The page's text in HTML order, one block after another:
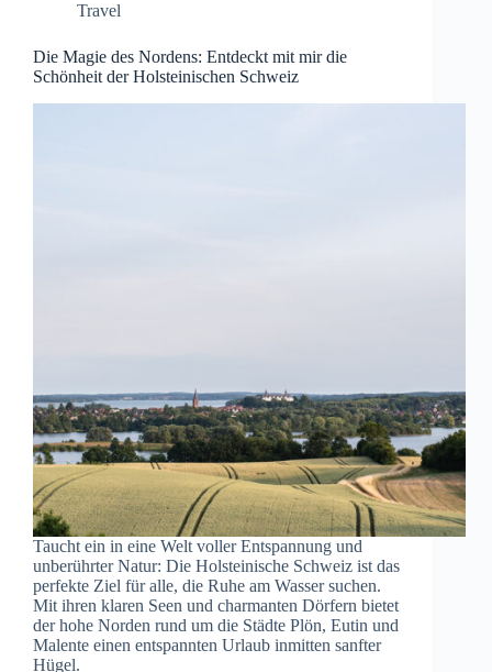
Travel
Die Magie des Nordens: Entdeckt mit mir die
Schönheit der Holsteinischen Schweiz
Taucht ein in eine Welt voller Entspannung und
unberührter Natur: Die Holsteinische Schweiz ist das
perfekte Ziel für alle, die Ruhe am Wasser suchen.
Mit ihren klaren Seen und charmanten Dörfern bietet
der hohe Norden rund um die Städte Plön, Eutin und
Malente einen entspannten Urlaub inmitten sanfter
Hügel.